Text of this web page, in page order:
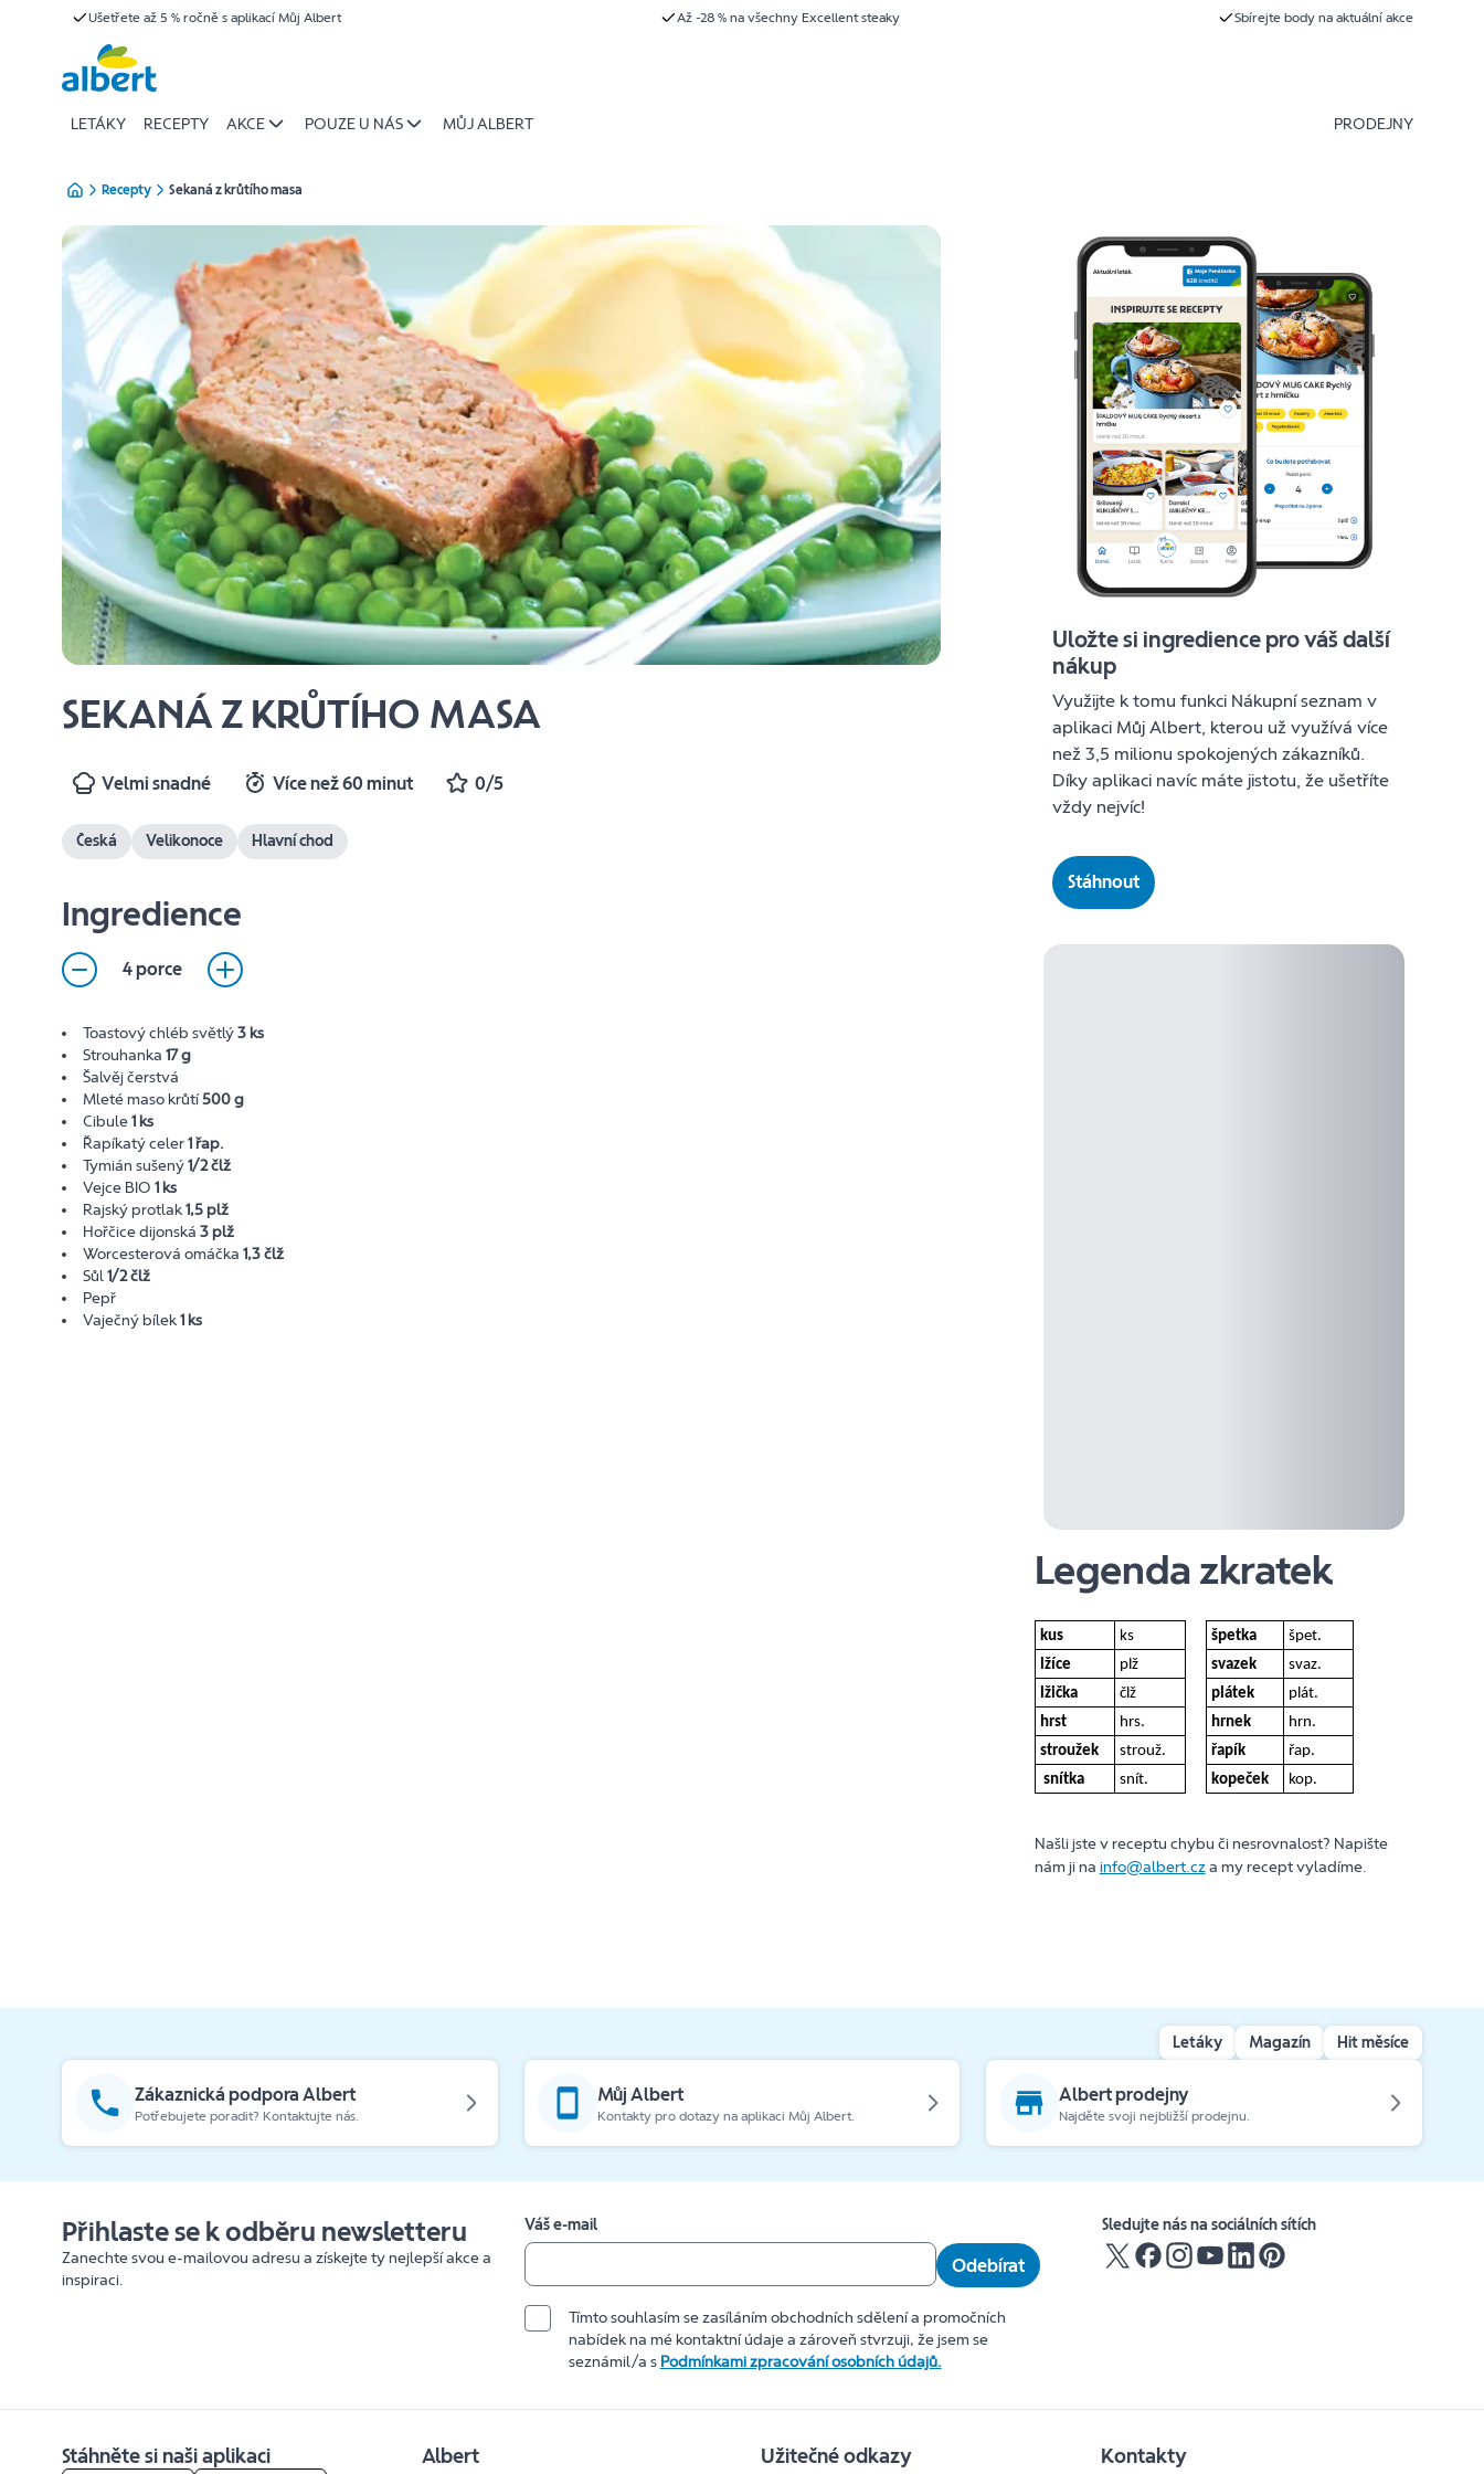
Ušetřete až 5 % ročně s aplikací Můj Albert Až -28 % na všechny Excellent steaky Sbírejte body na aktuální akce
LETÁKY RECEPTY AKCE POUZE U NÁS MŮJ ALBERT PRODEJNY
Recepty Sekaná z krůtího masa
SEKANÁ Z KRŮTÍHO MASA
Velmi snadné Více než 60 minut 0/5
Česká Velikonoce Hlavní chod
Ingredience
4 porce
Toastový chléb světlý3 ks
Strouhanka17 g
Šalvěj čerstvá
Mleté maso krůtí500 g
Cibule1 ks
Řapíkatý celer1 řap.
Tymián sušený1/2 člž
Vejce BIO1 ks
Rajský protlak1,5 plž
Hořčice dijonská3 plž
Worcesterová omáčka1,3 člž
Sůl1/2 člž
Pepř
Vaječný bílek1 ks
Uložte si ingredience pro váš další
nákup
Využijte k tomu funkci Nákupní seznam v
aplikaci Můj Albert, kterou už využívá více
než 3,5 milionu spokojených zákazníků.
Díky aplikaci navíc máte jistotu, že ušetříte
vždy nejvíc!
Stáhnout
Legenda zkratek
kus ks špetka
špet.
lžíce
plž svazek
svaz.
lžička
člž plátek
plát.
hrst
hrs. hrnek
hrn.
stroužek
strouž. řapík
řap.
snítka
snít. kopeček kop.
Našli jste v receptu chybu či nesrovnalost? Napište
nám ji na info@albert.cza my recept vyladíme.
Letáky Magazín Hit měsíce
Zákaznická podpora Albert
Potřebujete poradit? Kontaktujte nás.
Můj Albert
Kontakty pro dotazy na aplikaci Můj Albert.
Albert prodejny
Najděte svoji nejbližší prodejnu.
Přihlaste se k odběru newsletteru
Zanechte svou e-mailovou adresu a získejte ty nejlepší akce a
inspiraci.
Váš e-mail
Odebírat
Tímto souhlasím se zasíláním obchodních sdělení a promočních
nabídek na mé kontaktní údaje a zároveň stvrzuji, že jsem se
seznámil/a s Podmínkami zpracování osobních údajů.
Sledujte nás na sociálních sítích
Stáhněte si naši aplikaci Albert Užitečné odkazy Kontakty